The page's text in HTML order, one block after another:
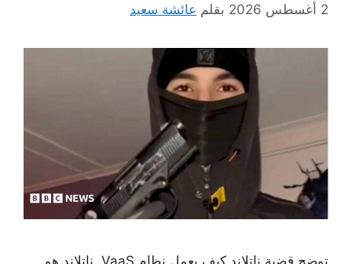
2 أغسطس 2026 بقلم عائشة سعيد